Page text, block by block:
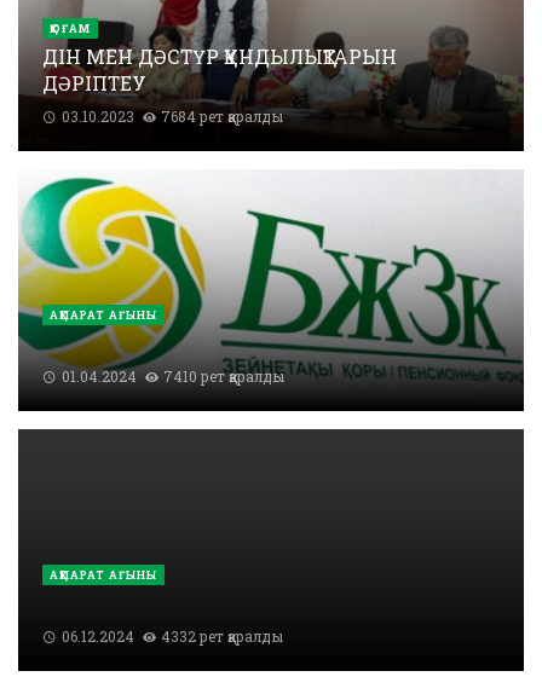
ҚОҒАМ
ДІН МЕН ДӘСТҮР ҚҰНДЫЛЫҚТАРЫН
ДӘРІПТЕУ
03.10.2023 7684 рет қаралды
АҚПАРАТ АҒЫНЫ
01.04.2024 7410 рет қаралды
АҚПАРАТ АҒЫНЫ
06.12.2024 4332 рет қаралды